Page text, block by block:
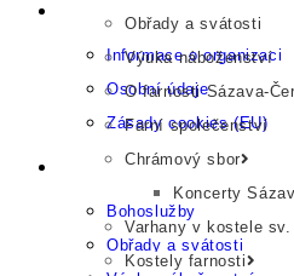
Obřady a svátosti
Výuka náboženství
O farnosti Sázava-
Farní společenství
Chrámový sbor
Koncerty
Varhany v kostele
Kostely farnosti
Informace o organizaci
Osobní údaje
Zásady cookies (EU)
Farnost
Bohoslužby
Obřady a svátosti